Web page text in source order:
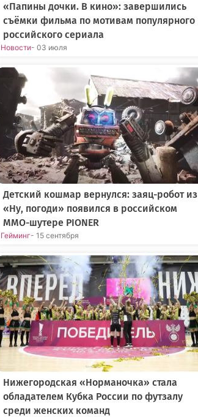
«Папины дочки. В кино»: завершились
съёмки фильма по мотивам популярного
российского сериала
Новости- 03 июля
Детский кошмар вернулся: заяц-робот из
«Ну, погоди» появился в российском
MMO-шутере PIONER
Гейминг- 15 сентября
Нижегородская «Норманочка» стала
обладателем Кубка России по футзалу
среди женских команд